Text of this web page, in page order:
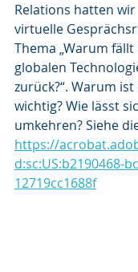
Relations hatten
virtuelle
Thema „Warum
globalen
zurück?“. Warum
wichtig? Wie lässt
umkehren? Siehe
https://
d:sc:US:b2190468-
12719cc1688f